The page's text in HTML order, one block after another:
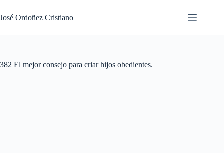
al
contenido
José Ordoñez Cristiano
382 El mejor consejo para criar hijos obedientes.